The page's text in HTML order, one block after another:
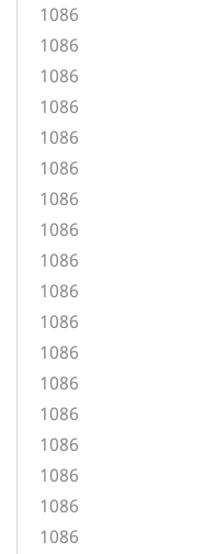
1086
1086
1086
1086
1086
1086
1086
1086
1086
1086
1086
1086
1086
1086
1086
1086
1086
1086